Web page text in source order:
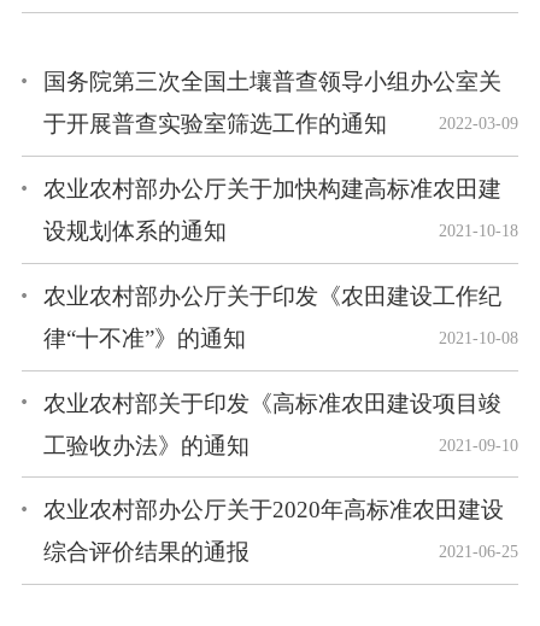
国务院第三次全国土壤普查领导小组办公室关
于开展普查实验室筛选工作的通知
2022-03-09
农业农村部办公厅关于加快构建高标准农田建
设规划体系的通知
2021-10-18
农业农村部办公厅关于印发《农田建设工作纪
律“十不准”》的通知
2021-10-08
农业农村部关于印发《高标准农田建设项目竣
工验收办法》的通知
2021-09-10
农业农村部办公厅关于2020年高标准农田建设
综合评价结果的通报
2021-06-25